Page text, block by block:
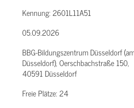
Kennung:2601L11A51
05.09.2026
BBG-Bildungszentrum Düsseldorf
Düsseldorf), Oerschbachstraße 150,
40591 Düsseldorf
Freie Plätze:24